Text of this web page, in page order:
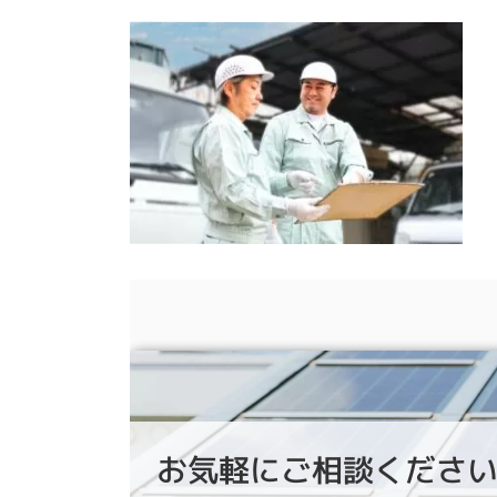
お気軽にご相談くださ